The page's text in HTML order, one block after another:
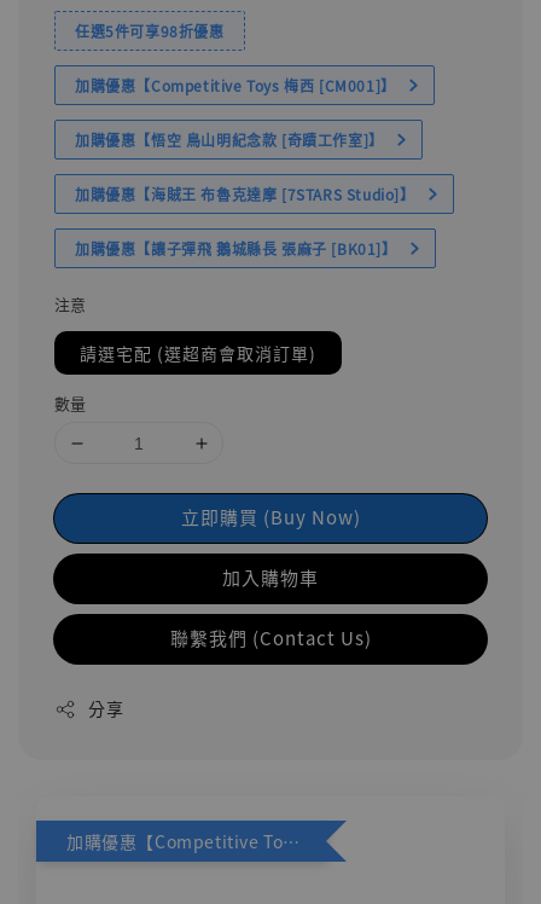
任選5件可享98折優惠
加購優惠【Competitive Toys 梅西 [CM001]】
加購優惠【悟空 鳥山明紀念款 [奇蹟工作室]】
加購優惠【海賊王 布魯克達摩 [7STARS Studio]】
加購優惠【讓子彈飛 鵝城縣長 張麻子 [BK01]】
注意
請選宅配 (選超商會取消訂單)
數量
立即購買 (Buy Now)
加入購物車
聯繫我們 (Contact Us)
分享
加購優惠【Competitive Toys 梅西 [CM001]】